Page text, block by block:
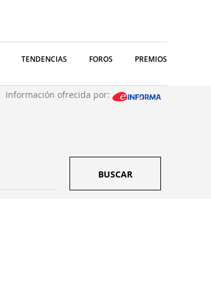
TENDENCIAS FOROS PREMIOS
Información ofrecida por:
BUSCAR